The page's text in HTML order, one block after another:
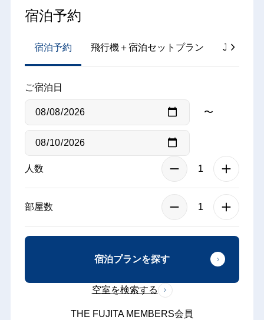
宿泊予約
THE FUJITA MEMBERS会員
宿泊予約 飛行機＋宿泊セットプラン JR＋宿
ご宿泊日
〜
人数
部屋数
宿泊プランを探す
空室を検索する